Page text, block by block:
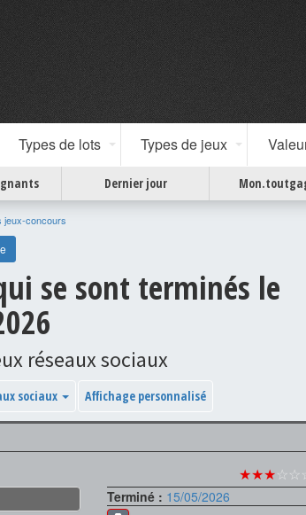
Types de lots Types de jeux
Dernier jour
jeux-concours
se sont terminés le
réseaux sociaux
sociaux Affichage personnalisé
★★★
Terminé : 15/05/2026